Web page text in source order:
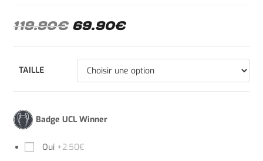
119.90€ 69.90€
TAILLE
Badge UCL Winner
Oui +2.50€